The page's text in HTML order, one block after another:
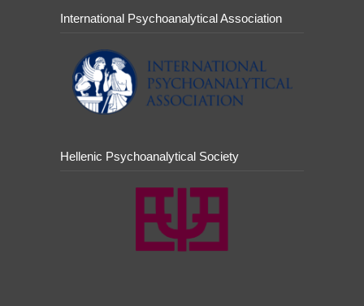
International Psychoanalytical Association
Hellenic Psychoanalytical Society